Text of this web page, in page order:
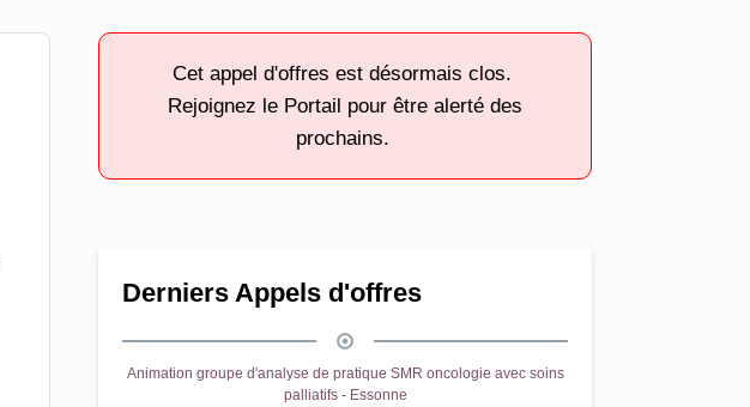
Cet appel d'offres est désormais clos.
Rejoignez le Portail pour être alerté des
prochains.
Derniers Appels d'offres
Animation groupe d'analyse de pratique SMR oncologie avec soins
palliatifs - Essonne